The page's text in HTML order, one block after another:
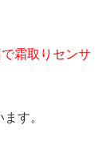
霜取りセンサ
す。